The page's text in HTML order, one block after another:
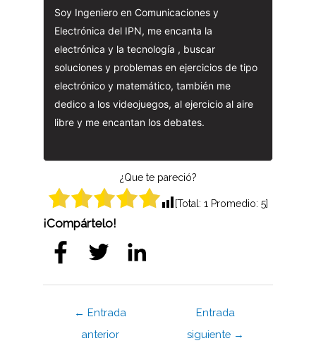
Soy Ingeniero en Comunicaciones y
Electrónica del IPN, me encanta la
electrónica y la tecnología , buscar
soluciones y problemas en ejercicios de tipo
electrónico y matemático, también me
dedico a los videojuegos, al ejercicio al aire
libre y me encantan los debates.
¿Que te pareció?
[Total: 1 Promedio: 5]
¡Compártelo!
Navegación
← Entrada
anterior
Entrada
siguiente →